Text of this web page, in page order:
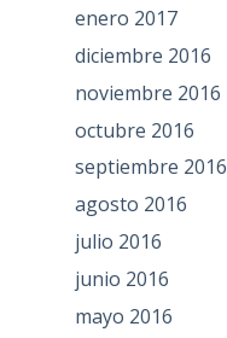
enero 2017
diciembre 2016
noviembre 2016
octubre 2016
septiembre 2016
agosto 2016
julio 2016
junio 2016
mayo 2016